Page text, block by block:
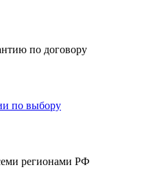
по договору
по выбору
регионами РФ